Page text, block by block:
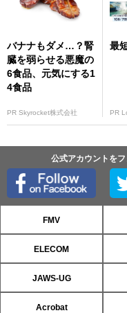
バナナもダメ…？腎
臓を弱らせる悪魔の
6食品、元気にする1
4食品
PR Skyrocket株式会社
最
PR
公式アカウントを
FMV
ELECOM
JAWS-UG
Acrobat